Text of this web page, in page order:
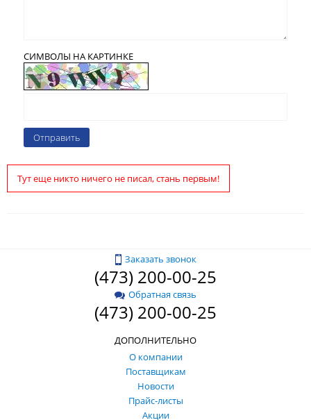
СИМВОЛЫ НА КАРТИНКЕ
Тут еще никто ничего не писал, стань первым!
Заказать звонок
(473) 200-00-25
Обратная связь
(473) 200-00-25
ДОПОЛНИТЕЛЬНО
О компании
Поставщикам
Новости
Прайс-листы
Акции